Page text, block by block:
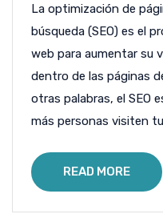
La optimización de
búsqueda (SEO) es el
web para aumentar su
dentro de las páginas
otras palabras, el SEO
más personas visiten
READ MORE